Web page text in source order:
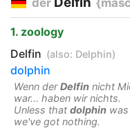
der
1. zoology
Delfin (also: Delphin)
dolphin
Wenn derDelfin nicht
war... haben wir nichts.
Unless that dolphin
we've got nothing.